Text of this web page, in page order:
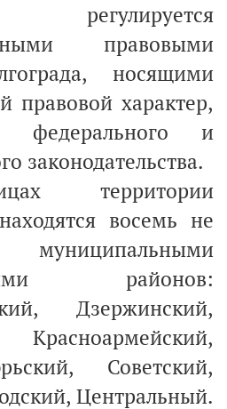
регулируется
правовыми
носящими
правовой характер,
федерального и
законодательства.
территории
восемь не
муниципальными
районов:
Дзержинский,
Красноармейский,
Советский,
Центральный.